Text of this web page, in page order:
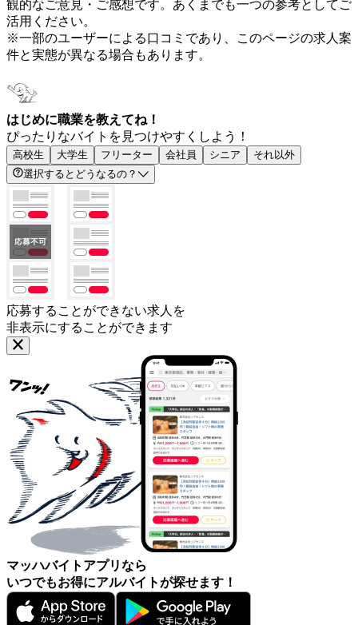
観的なご意見・ご感想です。あくまでも一つの参考としてご
活用ください。
※一部のユーザーによる口コミであり、このページの求人案
件と実態が異なる場合もあります。
はじめに職業を教えてね！
ぴったりなバイトを見つけやすくしよう！
高校生 大学生 フリーター 会社員 シニア
それ以外
選択するとどうなるの？
応募することができない求人を
非表示にすることができます
マッハバイトアプリなら
いつでもお得にアルバイトが探せます！